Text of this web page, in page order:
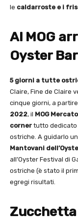
le caldarroste e i
Al MOG
Oyster
5 giorni a tutte
Claire, Fine de Claire
cinque giorni, a partire
2022, il MOG
corner tutto dedicato
ostriche. A guidarlo
Mantovani
all’Oyster Festival di
ostriche (è stato il
egregi risultati.